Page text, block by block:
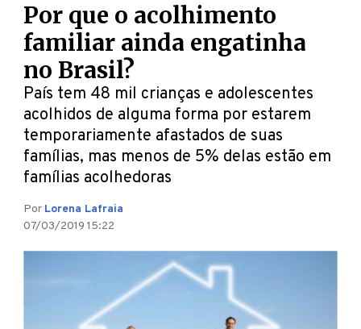
Por que o acolhimento
familiar ainda engatinha
no Brasil?
País tem 48 mil crianças e adolescentes
acolhidos de alguma forma por estarem
temporariamente afastados de suas
famílias, mas menos de 5% delas estão em
famílias acolhedoras
Por Lorena Lafraia
07/03/2019 15:22